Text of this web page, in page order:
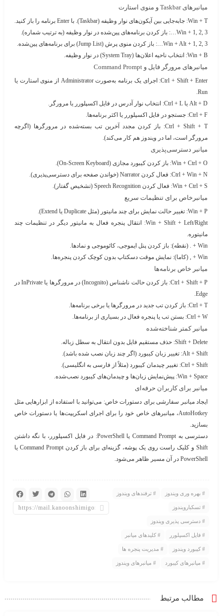
میانبرهای Taskbar و منوی استارت
Win + T: جابه‌جایی بین آیکون‌های نوار وظیفه (Taskbar). با Enter برنامه را باز کنید.
Win + 1, 2, 3…
: باز کردن برنامه‌های پین‌شده در نوار وظیفه (به ترتیب شماره).
Win + Alt + 1, 2, 3…
: باز کردن منوی پرش (Jump List) برای برنامه‌های پین‌شده.
Win + B: انتخاب ناحیه اعلان‌ها (System Tray) در نوار وظیفه.
میانبرهای مرورگر فایل و Command Prompt
Ctrl + Shift + Enter
: اجرای یک برنامه به‌صورت Administrator از منوی استارت یا
Run.
Alt + D یا Ctrl + L: انتخاب نوار آدرس در فایل اکسپلورر یا مرورگر.
Ctrl + F: جستجو در فایل اکسپلورر یا اکثر برنامه‌ها.
Ctrl + Shift + T: باز کردن مجدد آخرین تب بسته‌شده در مرورگرها (اگرچه
مرورگر است، اما در ویندوز هم کار می‌کند).
میانبر دسترسی‌پذیری
Win + Ctrl + O: باز کردن کیبورد مجازی (On-Screen Keyboard).
Ctrl + Win + N: فعال کردن Narrator (خواندن صفحه برای دسترسی‌پذیری).
Win + Ctrl + S: فعال کردن Speech Recognition (تشخیص گفتار).
میانبرخاص برای تنظیمات سریع
Win + P: تغییر حالت نمایش برای چند مانیتور (مثل Duplicate یا Extend).
Win + Shift + Left/Right: انتقال پنجره فعال به مانیتور دیگر در تنظیمات چند
مانیتوره.
Win + . (نقطه)
: باز کردن پنل ایموجی، کائوموجی و نمادها.
Win + , (کاما)
: نمایش موقت دسکتاپ بدون کوچک کردن پنجره‌ها.
میانبر خاص برنامه‌ها
Ctrl + Shift + P
: باز کردن حالت ناشناس (Incognito) در مرورگرها یا InPrivate در
Edge.
Ctrl + T: باز کردن تب جدید در مرورگرها یا برخی برنامه‌ها.
Ctrl + W: بستن تب یا پنجره فعال در بسیاری از برنامه‌ها.
میانبر کمتر شناخته‌شده
Shift + Delete: حذف مستقیم فایل بدون انتقال به سطل زباله.
Alt + Shift: تغییر زبان کیبورد (اگر چند زبان نصب شده باشد).
Ctrl + Shift: تغییر چیدمان کیبورد (مثلاً از فارسی به انگلیسی).
Win + Space: پیش‌نمایش زبان‌ها و چیدمان‌های کیبورد نصب‌شده.
میانبر برای کاربران حرفه‌ای
ایجاد میانبر سفارشی برای دستورات خاص: می‌توانید با استفاده از ابزارهایی مثل
AutoHotkey، میانبرهای خاص خود را برای اجرای اسکریپت‌ها یا دستورات خاص
بسازید.
دسترسی به Command Prompt یا PowerShell
: در فایل اکسپلورر، با نگه داشتن
Shift و کلیک راست روی یک پوشه، گزینه‌ای برای باز کردن Command Prompt یا
PowerShell در آن مسیر ظاهر می‌شود.
بهره وری ویندوز ترفندهای ویندوز
تسکبارویندوز
دسترسی پذیری ویندوز
فایل اکسپلورر کلیدهای میانبر
کیبورد ویندوز مدیریت پنجره ها
میانبرهای کیبورد میانبرهای ویندوز
مطالب مرتبط